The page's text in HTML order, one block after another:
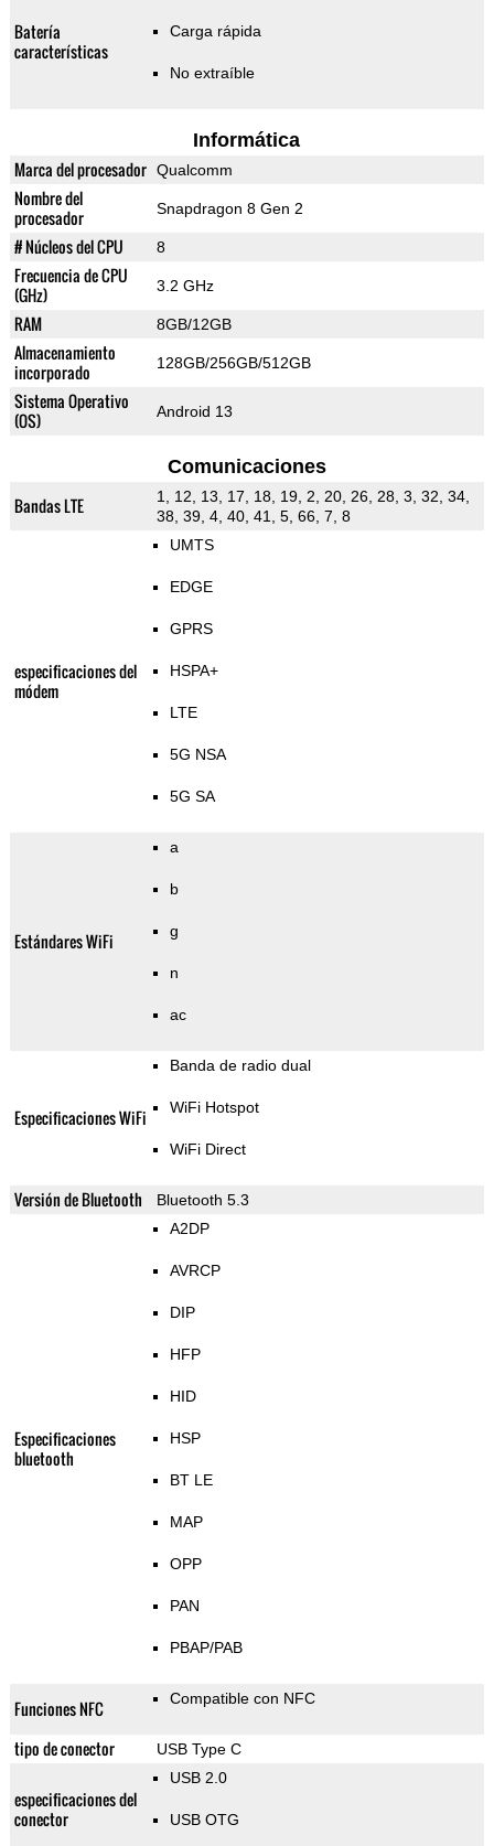
Batería
características
Carga rápida
No extraíble
Informática
Marca del procesador Qualcomm
Nombre del
procesador
Snapdragon 8 Gen 2
# Núcleos del CPU 8
Frecuencia de CPU
(GHz)
3.2 GHz
RAM 8GB/12GB
Almacenamiento
incorporado
128GB/256GB/512GB
Sistema Operativo
(OS)
Android 13
Comunicaciones
Bandas LTE
1, 12, 13, 17, 18, 19, 2, 20, 26, 28, 3, 32, 34,
38, 39, 4, 40, 41, 5, 66, 7, 8
especificaciones del
módem
UMTS
EDGE
GPRS
HSPA+
LTE
5G NSA
5G SA
Estándares WiFi
a
b
g
n
ac
Especificaciones WiFi
Banda de radio dual
WiFi Hotspot
WiFi Direct
Versión de Bluetooth Bluetooth 5.3
Especificaciones
bluetooth
A2DP
AVRCP
DIP
HFP
HID
HSP
BT LE
MAP
OPP
PAN
PBAP/PAB
Funciones NFC Compatible con NFC
tipo de conector USB Type C
especificaciones del
conector
USB 2.0
USB OTG